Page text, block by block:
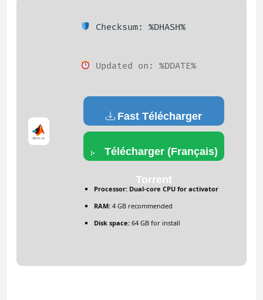
Checksum: %DHASH%
Updated on: %DDATE%
Fast Télécharger
Télécharger (Français)
Torrent
Processor: Dual-core CPU for activator
RAM: 4 GB recommended
Disk space: 64 GB for install